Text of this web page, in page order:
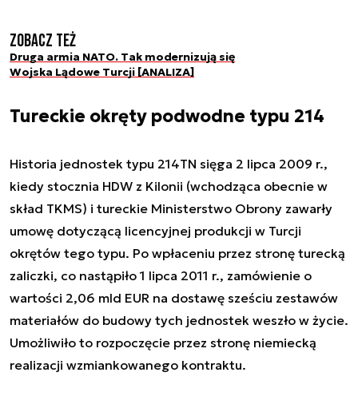
Zobacz też
Druga armia NATO. Tak modernizują się
Wojska Lądowe Turcji [ANALIZA]
Tureckie okręty podwodne typu 214
Historia jednostek typu 214TN sięga 2 lipca 2009 r.,
kiedy stocznia HDW z Kilonii (wchodząca obecnie w
skład TKMS) i tureckie Ministerstwo Obrony zawarły
umowę dotyczącą licencyjnej produkcji w Turcji
okrętów tego typu. Po wpłaceniu przez stronę turecką
zaliczki, co nastąpiło 1 lipca 2011 r., zamówienie o
wartości 2,06 mld EUR na dostawę sześciu zestawów
materiałów do budowy tych jednostek weszło w życie.
Umożliwiło to rozpoczęcie przez stronę niemiecką
realizacji wzmiankowanego kontraktu.